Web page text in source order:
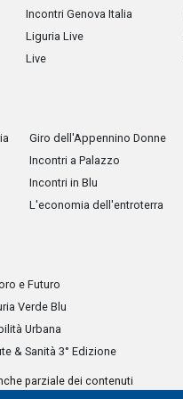
Incontri Genova Italia
Liguria Live
Live
Giro dell'Appennino Donne
Incontri a Palazzo
Incontri in Blu
L'economia dell'entroterra
e Futuro
Verde Blu
Urbana
& Sanità 3° Edizione
parziale dei contenuti